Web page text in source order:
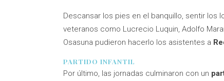
Descansar los pies en el banquillo, sentir
veteranos como Lucrecio Luquin, Adolfo
Osasuna pudieron hacerlo los asistentes a
PARTIDO INFANTIL
Por último, las jornadas culminaron con un